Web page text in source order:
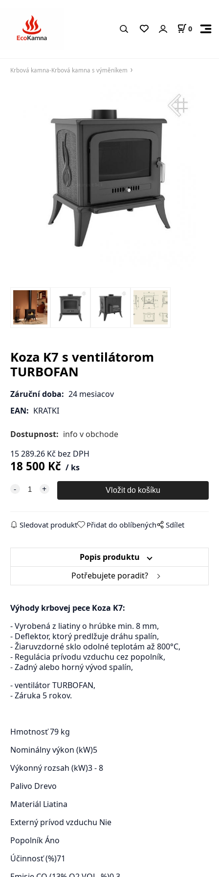
0
Krbová kamna-Krbová kamna s výměníkem
Koza K7 s ventilátorom
TURBOFAN
Záruční doba: 24 mesiacov
EAN: KRATKI
Dostupnost: info v obchode
15 289.26Kč bez DPH
18 500 Kč ks
Sledovat produkt Přidat do oblíbených Sdílet
Popis produktu
Potřebujete poradit?
Výhody krbovej pece Koza K7:
- Vyrobená z liatiny o hrúbke min. 8 mm,
- Deflektor, ktorý predlžuje dráhu spalín,
- Žiaruvzdorné sklo odolné teplotám až 800°C,
- Regulácia prívodu vzduchu cez popolník,
- Zadný alebo horný vývod spalín,
- ventilátor TURBOFAN,
- Záruka 5 rokov.
Hmotnosť79 kg
Nominálny výkon (kW)5
Výkonný rozsah (kW)3 - 8
Palivo Drevo
Materiál Liatina
Externý prívod vzduchu Nie
PopolníkÁno
Účinnosť (%)71